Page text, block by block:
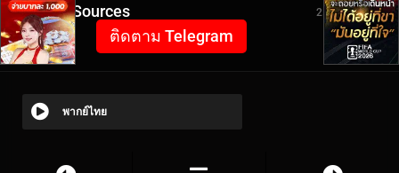
Video Sources 2520 Views
ติดตาม Telegram
พากย์ไทย